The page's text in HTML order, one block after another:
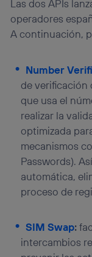
Las dos APIs
operadores
A continuación,
Number
de verificación
que usa el
realizar la
optimizada
mecanismos
Passwords).
automática,
proceso de
SIM Swap:
intercambios